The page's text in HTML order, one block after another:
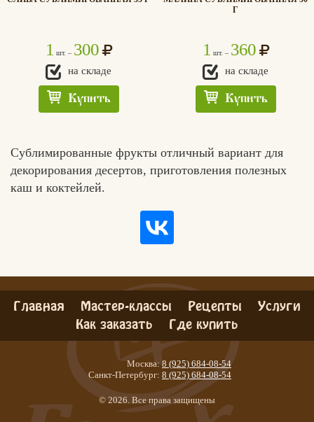
1 шт. – 300
на складе
Купить
Г
1 шт. – 360
на складе
Купить
Сублимированные фрукты отличный вариант для
декорирования десертов, приготовления полезных
каш и коктейлей.
Главная Мастер-классы Рецепты Услуги
Как заказать Где купить
Москва: 8 (925) 684-08-54
Санкт-Петербург: 8 (925) 684-08-54
© 2026. Все права защищены